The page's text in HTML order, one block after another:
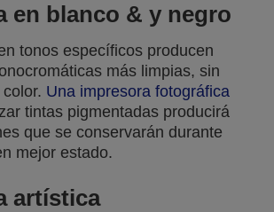
en blanco & y negro
tonos específicos producen
más limpias, sin
Una impresora fotográfica
tintas pigmentadas producirá
que se conservarán durante
mejor estado.
artística